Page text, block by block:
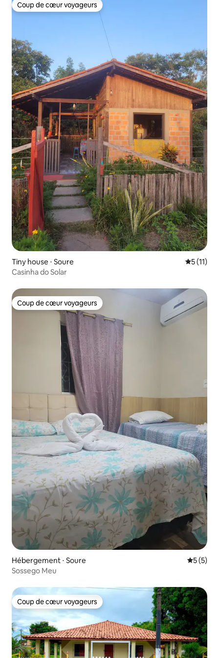
Coup de cœur voyageurs
Coup de cœur voyageurs
Tiny house ⋅ Soure
5 (11)
Casinha do Solar
Coup de cœur voyageurs
Coup de cœur voyageurs
Hébergement ⋅ Soure
5 (5)
Sossego Meu
Coup de cœur voyageurs
Coup de cœur voyageurs